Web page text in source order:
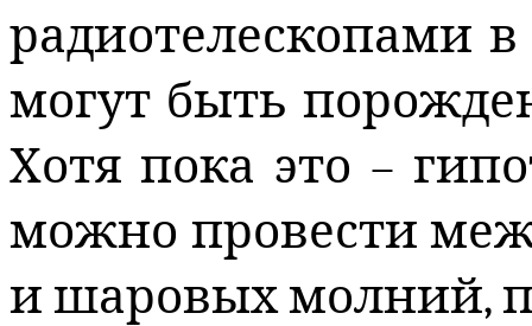
радиотелескопами
могут быть
Хотя пока это –
можно провести
и шаровых молний,